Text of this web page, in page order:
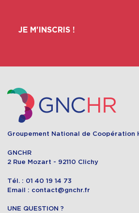
JE M'INSCRIS !
Groupement National de Coopération
GNCHR
2 Rue Mozart - 92110 Clichy
Tél. : 01 40 19 14 73
Email : contact@gnchr.fr
UNE QUESTION ?